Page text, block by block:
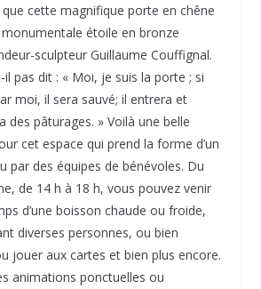
cette magnifique porte en chêne
monumentale étoile en bronze
sculpteur Guillaume Couffignal.
il pas dit : « Moi, je suis la porte ; si
moi, il sera sauvé; il entrera et
des pâturages. » Voilà une belle
cet espace qui prend la forme d’un
par des équipes de bénévoles. Du
de 14 h à 18 h, vous pouvez venir
d’une boisson chaude ou froide,
diverses personnes, ou bien
jouer aux cartes et bien plus encore.
animations ponctuelles ou